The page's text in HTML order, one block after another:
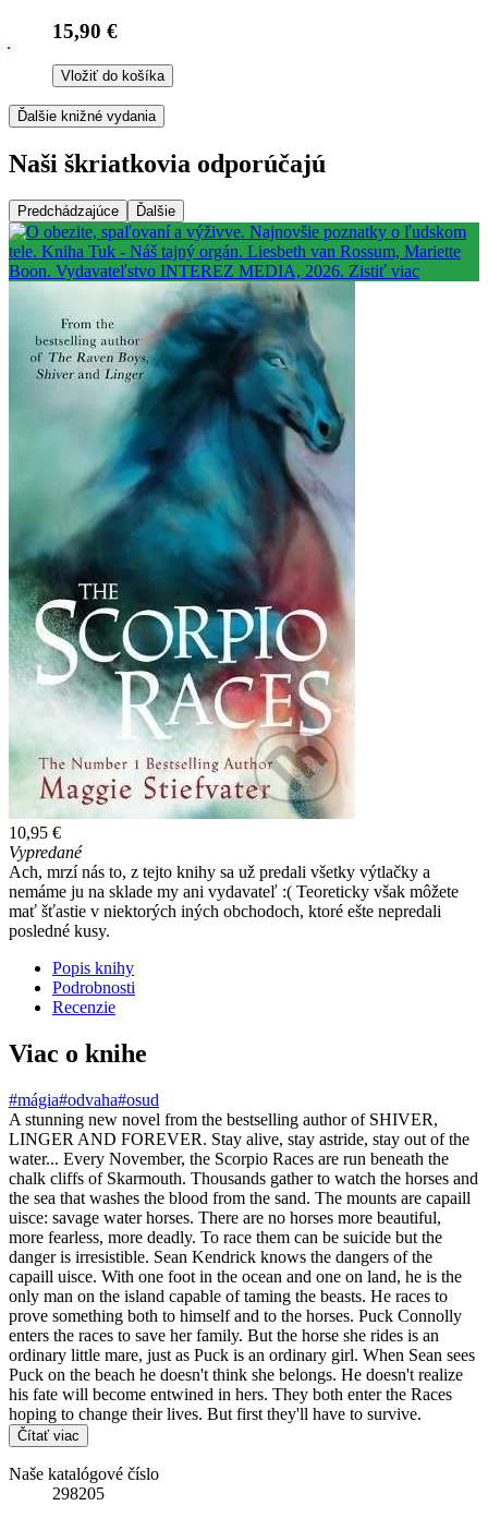
15,90 €
Vložiť do košíka
Ďalšie knižné vydania
Naši škriatkovia odporúčajú
Predchádzajúce Ďalšie
10,95 €
Vypredané
Ach, mrzí nás to, z tejto knihy sa už predali všetky výtlačky a
nemáme ju na sklade my ani vydavateľ :( Teoreticky však môžete
mať šťastie v niektorých iných obchodoch, ktoré ešte nepredali
posledné kusy.
Popis knihy
Podrobnosti
Recenzie
Viac o knihe
#mágia#odvaha#osud
A stunning new novel from the bestselling author of SHIVER,
LINGER AND FOREVER. Stay alive, stay astride, stay out of the
water... Every November, the Scorpio Races are run beneath the
chalk cliffs of Skarmouth. Thousands gather to watch the horses and
the sea that washes the blood from the sand. The mounts are capaill
uisce: savage water horses. There are no horses more beautiful,
more fearless, more deadly. To race them can be suicide but the
danger is irresistible. Sean Kendrick knows the dangers of the
capaill uisce. With one foot in the ocean and one on land, he is the
only man on the island capable of taming the beasts. He races to
prove something both to himself and to the horses. Puck Connolly
enters the races to save her family. But the horse she rides is an
ordinary little mare, just as Puck is an ordinary girl. When Sean sees
Puck on the beach he doesn't think she belongs. He doesn't realize
his fate will become entwined in hers. They both enter the Races
hoping to change their lives. But first they'll have to survive.
Čítať viac
Naše katalógové číslo
298205